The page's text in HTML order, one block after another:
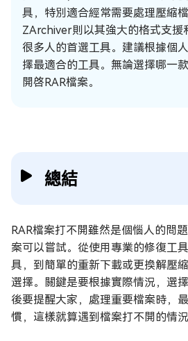
具，特別適合經常需要處理壓縮
ZArchiver則以其強大的格式支援
很多人的首選工具。建議根據個
擇最適合的工具。無論選擇哪一
開啓RAR檔案。
總結
RAR檔案打不開雖然是個惱人的問
案可以嘗試。從使用專業的修復工
具，到簡單的重新下載或更換解壓
選擇。關鍵是要根據實際情況，選
後要提醒大家，處理重要檔案時，
慣，這樣就算遇到檔案打不開的情